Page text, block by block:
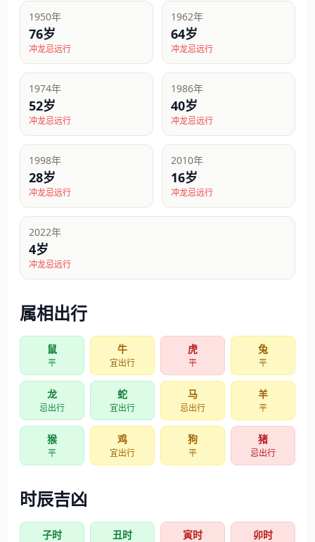
1950年
76岁
冲龙忌远行
1962年
64岁
冲龙忌远行
1974年
52岁
冲龙忌远行
1986年
40岁
冲龙忌远行
1998年
28岁
冲龙忌远行
2010年
16岁
冲龙忌远行
2022年
4岁
冲龙忌远行
属相出行
鼠
平
牛
宜出行
虎
平
兔
平
龙
忌出行
蛇
宜出行
马
忌出行
羊
平
猴
平
鸡
宜出行
狗
平
猪
忌出行
时辰吉凶
子时 丑时 寅时 卯时